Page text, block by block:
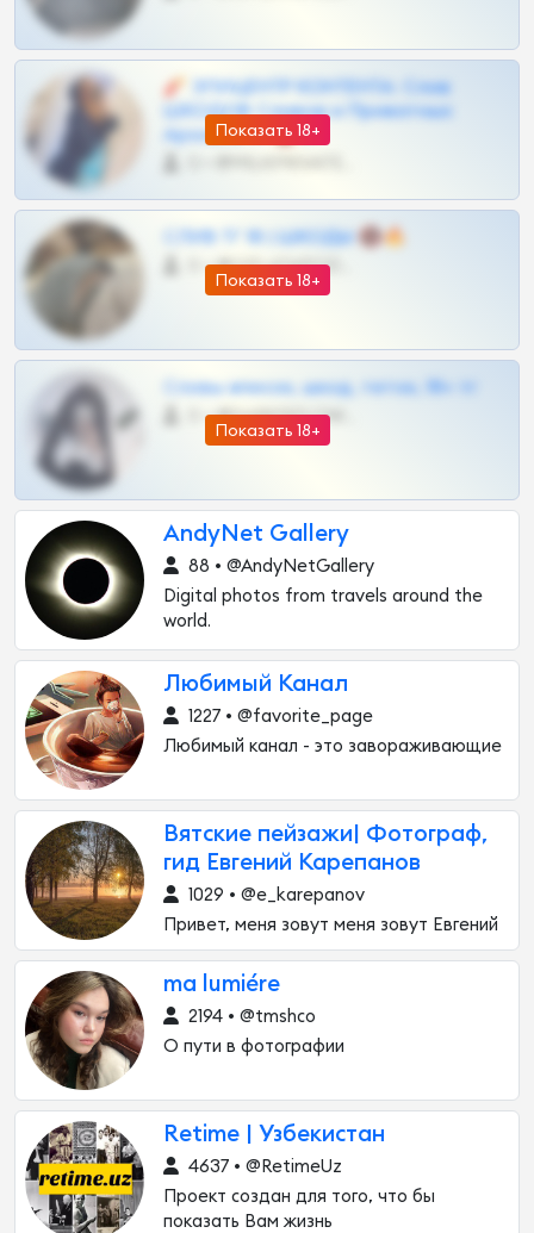
Показать 18+
🧨 ЭПИЦЕНТР КОНТЕНТА: Слив
ШКОДОВ Сливов и Приватных
Архивов ТГ 🔞💎
Показать 18+
СЛИВ ТГ 18 | ШКОДЫ 🔞🔥
0 •
Показать 18+
Сливы вписок, шкод, теток, 18+ тг
0 •
AndyNet Gallery
88 • @AndyNetGallery
Digital photos from travels around the
world.
Любимый Канал
1227 • @favorite_page
Любимый канал - это завораживающие
Вятские пейзажи| Фотограф,
гид Евгений Карепанов
1029 • @e_karepanov
Привет, меня зовут меня зовут Евгений
ma lumiére
2194 • @tmshco
О пути в фотографии
Retime | Узбекистан
4637 • @RetimeUz
Проект создан для того, что бы
показать Вам жизнь